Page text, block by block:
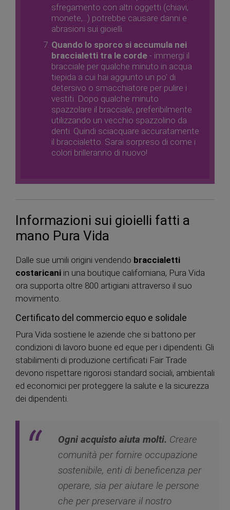
sfregamento con altri oggetti (chiavi,
monete,...) potrebbe causare danni e
abrasioni sui gioielli.
Quando lo sporco si accumula nei
braccialetti tra le corde - immergi il
bracciale per qualche minuto in acqua
tiepida a cui hai aggiunto un po' di
detersivo o smacchiatore per pulire i
vestiti. Dopo qualche minuto
spazzolare il bracciale, preferibilmente
utilizzando un vecchio spazzolino da
denti. Quindi sciacquare accuratamente
il braccialetto. Sarai sorpreso di come i
colori brilleranno di nuovo!
Informazioni sui gioielli fatti a
mano Pura Vida
Dalle sue umili origini vendendo braccialetti
costaricani in una boutique californiana, Pura Vida
ora supporta oltre 800 artigiani attraverso il suo
movimento.
Certificato del commercio equo e solidale
Pura Vida sostiene le aziende che si battono per
condizioni di lavoro buone ed eque per i dipendenti. Gli
stabilimenti di produzione certificati Fair Trade
devono rispettare rigorosi standard sociali, ambientali
ed economici per proteggere la salute e la sicurezza
dei dipendenti.
Ogni acquisto aiuta molti. Creare
comunità per fornire occupazione
sostenibile, enti di beneficenza per
operare, sia per aiutare le persone
che per preservare il nostro